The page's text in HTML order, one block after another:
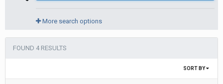
More search options
FOUND 4 RESULTS
SORT BY